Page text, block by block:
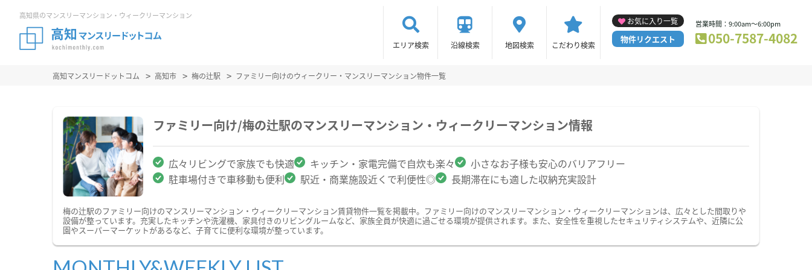
高知県のマンスリーマンション・ウィークリーマンション
エリア検索 沿線検索 地図検索 こだわり検索
お気に入り一覧
物件リクエスト
営業時間：9:00am～6:00pm
050-7587-4082
高知マンスリードットコム 高知市 梅の辻駅 ファミリー向けのウィークリー・マンスリーマンション物件一覧
ファミリー向け/梅の辻駅のマンスリーマンション・ウィークリーマンション情報
広々リビングで家族でも快適 キッチン・家電完備で自炊も楽々
小さなお子様も安心のバリアフリー
駐車場付きで車移動も便利
駅近・商業施設近くで利便性◎ 長期滞在にも適した収納充実設計
梅の辻駅のファミリー向けのマンスリーマンション・ウィークリーマンション賃貸物件一覧を掲載中。ファミリー向けのマンスリーマンション・ウィークリーマンションは、広々とした間取りや
設備が整っています。充実したキッチンや洗濯機、家具付きのリビングルームなど、家族全員が快適に過ごせる環境が提供されます。また、安全性を重視したセキュリティシステムや、近隣に公
園やスーパーマーケットがあるなど、子育てに便利な環境が整っています。